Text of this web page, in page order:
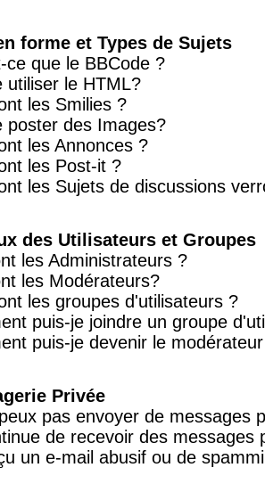
forme et Types de Sujets
ce que le BBCode ?
utiliser le HTML?
les Smilies ?
poster des Images?
les Annonces ?
les Post-it ?
les Sujets de discussions
des Utilisateurs et Groupes
les Administrateurs ?
les Modérateurs?
les groupes d'utilisateurs ?
puis-je joindre un groupe
puis-je devenir le
Privée
pas envoyer de messages
de recevoir des messages
un e-mail abusif ou de